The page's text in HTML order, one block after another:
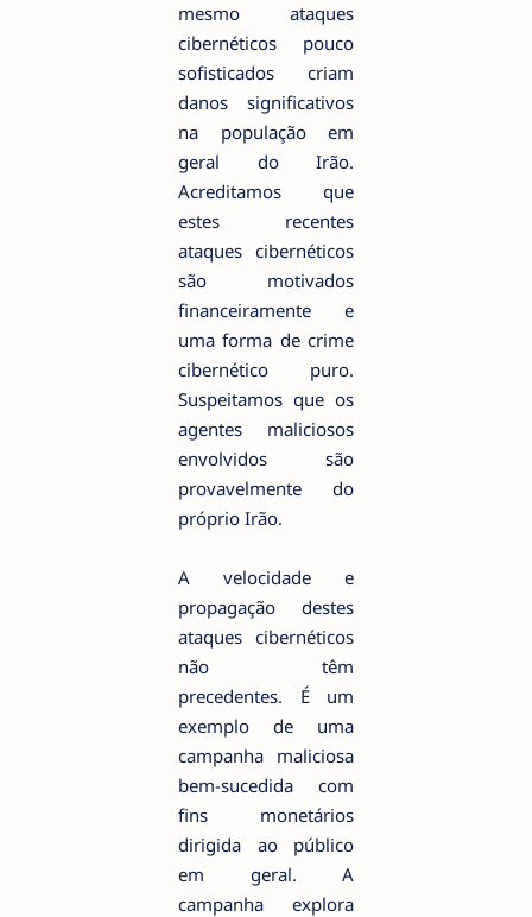
mesmo ataques
cibernéticos pouco
sofisticados criam
danos significativos
na população em
geral do Irão.
Acreditamos que
estes recentes
ataques cibernéticos
são motivados
financeiramente e
uma forma de crime
cibernético puro.
Suspeitamos que os
agentes maliciosos
envolvidos são
provavelmente do
próprio Irão.
A velocidade e
propagação destes
ataques cibernéticos
não têm
precedentes. É um
exemplo de uma
campanha maliciosa
bem-sucedida com
fins monetários
dirigida ao público
em geral. A
campanha explora